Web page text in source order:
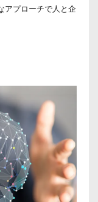
アプローチで人と企